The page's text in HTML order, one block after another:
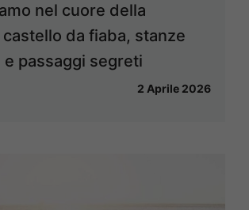
nel cuore della
castello da fiaba, stanze
e passaggi segreti
2 Aprile 2026